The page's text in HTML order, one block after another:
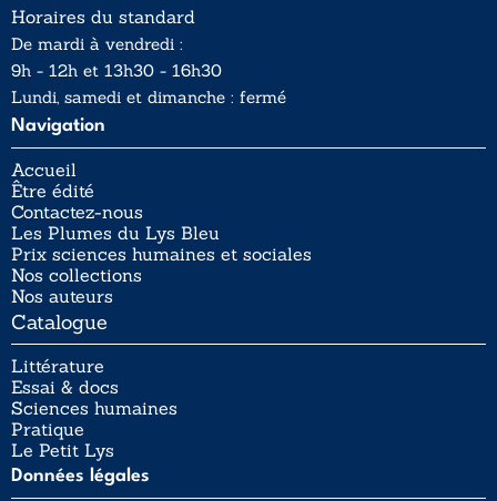
Horaires du standard
De mardi à vendredi :
9h - 12h et 13h30 - 16h30
Lundi, samedi et dimanche : fermé
Navigation
Accueil
Être édité
Contactez-nous
Les Plumes du Lys Bleu
Prix sciences humaines et sociales
Nos collections
Nos auteurs
Catalogue
Littérature
Essai & docs
Sciences humaines
Pratique
Le Petit Lys
Données légales